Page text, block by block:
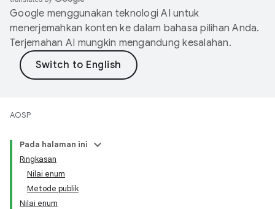
Google menggunakan teknologi AI untuk
menerjemahkan konten ke dalam bahasa pilihan Anda.
Terjemahan AI mungkin mengandung kesalahan.
AOSP
Pada halaman ini
Ringkasan
Nilai enum
Metode publik
Nilai enum